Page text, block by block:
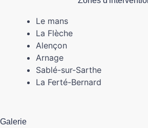
Le mans
La Flèche
Alençon
Arnage
Sablé-sur-Sarthe
La Ferté-Bernard
Galerie